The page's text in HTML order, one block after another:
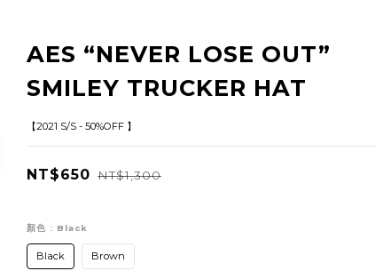
AES “NEVER LOSE OUT”
SMILEY TRUCKER HAT
【2021 S/S - 50%OFF 】
NT$650 NT$1,300
顏色 : Black
Black Brown